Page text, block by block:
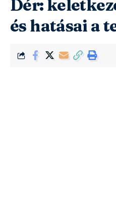
Dér:
és hatásai a